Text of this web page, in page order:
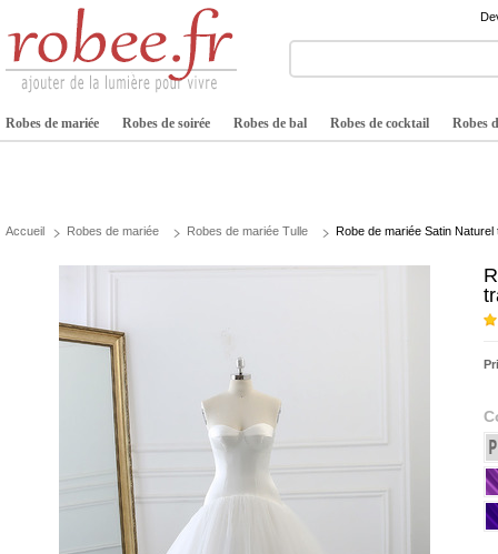
Robes de mariée Robes de soirée Robes de bal Robes de cocktail Robes
Accueil Robes de mariée Robes de mariée Tulle Robe de mariée Satin